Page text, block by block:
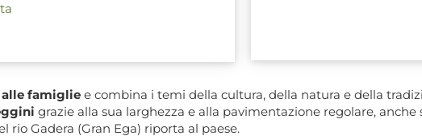
alle famiglie e combina i temi della cultura, della natura e della
grazie alla sua larghezza e alla pavimentazione regolare,
Gadera (Gran Ega) riporta al paese.